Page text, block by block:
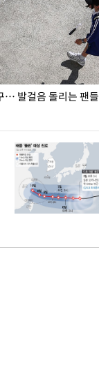
… 발걸음 돌리는 팬들